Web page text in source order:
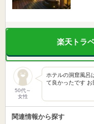
楽天トラ
50代～
女性
ホテルの洞窟風呂
て良かったです
関連情報から探す